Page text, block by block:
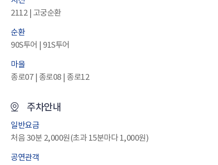
2112 | 고궁순환
순환
90S투어 | 91S투어
마을
종로07 | 종로08 | 종로12
주차안내
일반요금
처음 30분 2,000원(초과 15분마다 1,000원)
공연관객